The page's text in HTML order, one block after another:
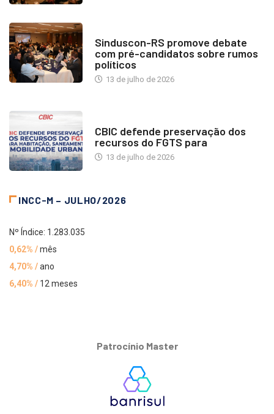
Sinduscon-RS promove debate
com pré-candidatos sobre rumos
políticos
13 de julho de 2026
CBIC defende preservação dos
recursos do FGTS para
13 de julho de 2026
INCC-M – JULHO/2026
Nº Índice: 1.283.035
0,62% /mês
4,70% /ano
6,40% / 12 meses
Patrocínio Master